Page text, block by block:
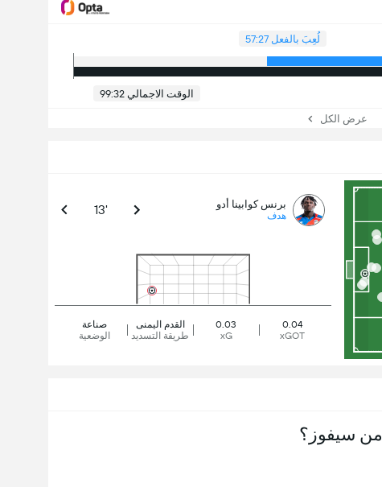
لُعِبَ بالفعل 57:27
الوقت الاجمالي 99:32
عرض الكل
برنس كوابينا أدو
هدف 13'
صناعة
الوضعية
القدم اليمنى
طريقة التسديد
0.03
xG
0.04
xGOT
من سيفوز؟